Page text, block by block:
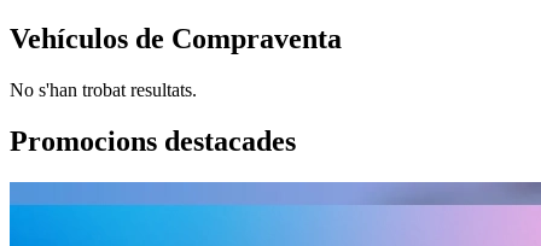
Vehículos de Compraventa
No s'han trobat resultats.
Promocions destacades